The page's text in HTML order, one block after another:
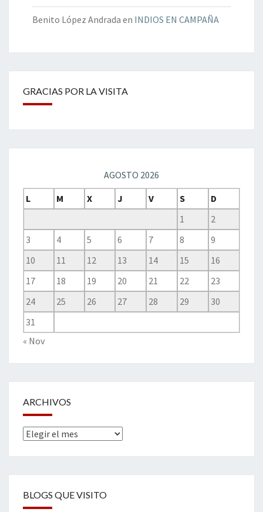
Benito López Andrada en INDIOS EN CAMPAÑA
GRACIAS POR LA VISITA
AGOSTO 2026
L
M X J V S
D
1
2
3
4 5 6 7 8
9
10
11 12 13 14 15
16
17
18 19 20 21 22
23
24
25 26 27 28 29
30
31
« Nov
ARCHIVOS
Archivos
BLOGS QUE VISITO